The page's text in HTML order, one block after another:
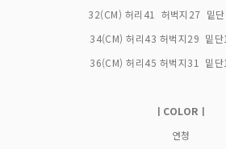
32(CM) 허리41 허벅지27 밑
34(CM) 허리43 허벅지29 밑
36(CM) 허리45 허벅지31 밑
ㅣCOLORㅣ
연청